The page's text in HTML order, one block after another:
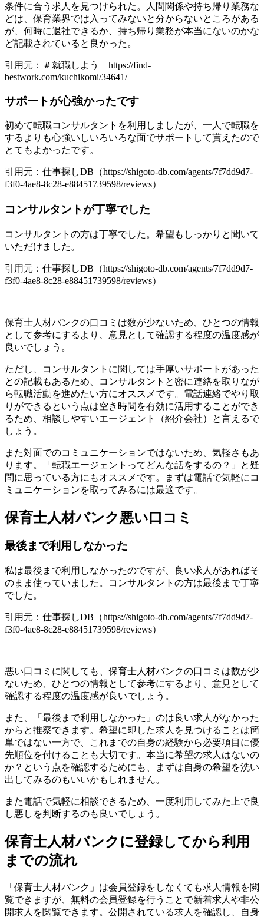
条件に合う求人を見つけられた。人間関係や持ち帰り業務な
どは、保育業界では入ってみないと分からないところがある
が、何時に退社できるか、持ち帰り業務が本当にないのかな
ど記載されていると良かった。
引用元：＃就職しよう https://find-
bestwork.com/kuchikomi/34641/
サポートが心強かったです
初めて転職コンサルタントを利用しましたが、一人で転職を
するよりも心強いしいろいろな面でサポートして貰えたので
とてもよかったです。
引用元：仕事探しDB（https://shigoto-db.com/agents/7f7dd9d7-
f3f0-4ae8-8c28-e88451739598/reviews）
コンサルタントが丁寧でした
コンサルタントの方は丁寧でした。希望もしっかりと聞いて
いただけました。
引用元：仕事探しDB（https://shigoto-db.com/agents/7f7dd9d7-
f3f0-4ae8-8c28-e88451739598/reviews）
保育士人材バンクの口コミは数が少ないため、ひとつの情報
として参考にするより、意見として確認する程度の温度感が
良いでしょう。
ただし、コンサルタントに関しては手厚いサポートがあった
との記載もあるため、コンサルタントと密に連絡を取りなが
ら転職活動を進めたい方にオススメです。電話連絡でやり取
りができるという点は空き時間を有効に活用することができ
るため、相談しやすいエージェント（紹介会社）と言えるで
しょう。
また対面でのコミュニケーションではないため、気軽さもあ
ります。「転職エージェントってどんな話をするの？」と疑
問に思っている方にもオススメです。まずは電話で気軽にコ
ミュニケーションを取ってみるには最適です。
保育士人材バンク悪い口コミ
最後まで利用しなかった
私は最後まで利用しなかったのですが、良い求人があればそ
のまま使っていました。コンサルタントの方は最後まで丁寧
でした。
引用元：仕事探しDB（https://shigoto-db.com/agents/7f7dd9d7-
f3f0-4ae8-8c28-e88451739598/reviews）
悪い口コミに関しても、保育士人材バンクの口コミは数が少
ないため、ひとつの情報として参考にするより、意見として
確認する程度の温度感が良いでしょう。
また、「最後まで利用しなかった」のは良い求人がなかった
からと推察できます。希望に即した求人を見つけることは簡
単ではない一方で、これまでの自身の経験から必要項目に優
先順位を付けることも大切です。本当に希望の求人はないの
か？という点を確認するためにも、まずは自身の希望を洗い
出してみるのもいいかもしれません。
また電話で気軽に相談できるため、一度利用してみた上で良
し悪しを判断するのも良いでしょう。
保育士人材バンクに登録してから利用
までの流れ
「保育士人材バンク」は会員登録をしなくても求人情報を閲
覧できますが、無料の会員登録を行うことで新着求人や非公
開求人を閲覧できます。公開されている求人を確認し、自身